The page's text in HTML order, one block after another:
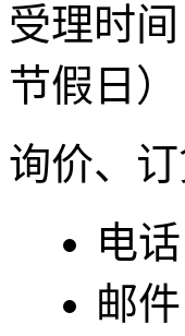
受理时
节假日）
询价、
电话
邮件